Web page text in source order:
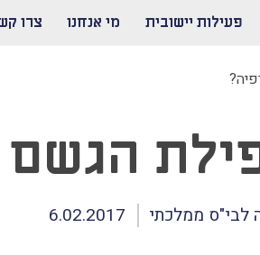
פעילות יישובית מי אנחנו צרו
הגשם
לבי"ס ממלכתי 6.02.2017